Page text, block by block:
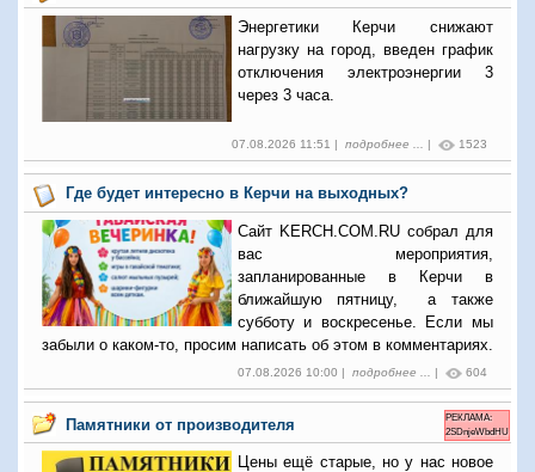
Энергетики Керчи снижают
нагрузку на город, введен график
отключения электроэнергии 3
через 3 часа.
07.08.2026 11:51 | подробнее ... | 1523
Где будет интересно в Керчи на выходных?
Сайт KERCH.COM.RU собрал для
вас мероприятия,
запланированные в Керчи в
ближайшую пятницу, а также
субботу и воскресенье. Если мы
забыли о каком-то, просим написать об этом в комментариях.
07.08.2026 10:00 | подробнее ... | 604
Памятники от производителя
РЕКЛАМА:
2SDnjeWbdHU
Цены ещё старые, но у нас новое